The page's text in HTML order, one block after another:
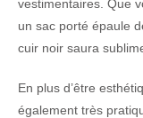
vestimentaires. Que
un sac porté épaule
cuir noir saura
En plus d’être
également très